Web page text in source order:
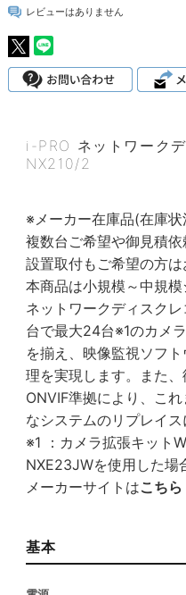
レビューはありません
i-PRO ネットワーク
NX210/2
※メーカー在庫品(在庫
複数台ご希望や御見積依
設置取付もご希望の方は
本商品は小規模～中規
ネットワークディスク
台で最大24台※1のカメ
を揃え、映像監視ソフ
理を実現します。また
ONVIF準拠により、こ
なシステムのリプレイス
※1 ：カメラ拡張キット
NXE23JWを使用した場
メーカーサイトはこちら
基本